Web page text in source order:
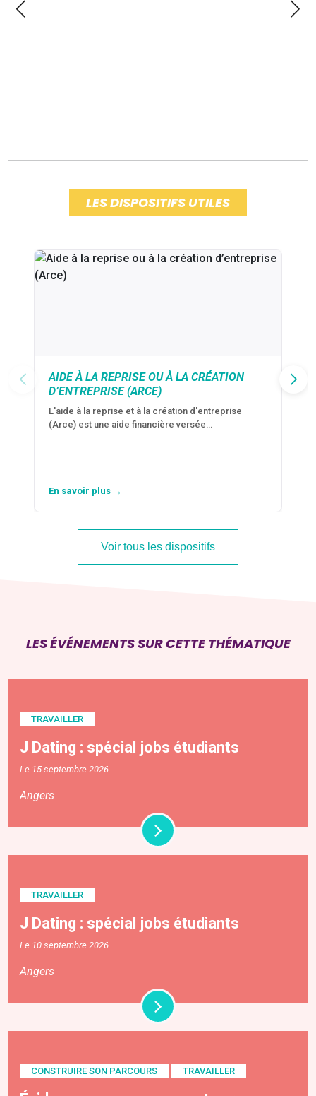
LES DISPOSITIFS UTILES
AIDE À LA REPRISE OU À LA CRÉATION
D’ENTREPRISE (ARCE)
L'aide à la reprise et à la création d'entreprise
(Arce) est une aide financière versée…
En savoir plus →
Voir tous les dispositifs
LES ÉVÉNEMENTS SUR CETTE THÉMATIQUE
TRAVAILLER
J Dating : spécial jobs étudiants
Le 15 septembre 2026
Angers
TRAVAILLER
J Dating : spécial jobs étudiants
Le 10 septembre 2026
Angers
CONSTRUIRE SON PARCOURS TRAVAILLER